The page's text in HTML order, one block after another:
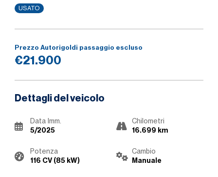
USATO
Prezzo Autorigoldi passaggio escluso
€21.900
Dettagli del veicolo
Data Imm.
5/2025
Chilometri
16.699 km
Potenza
116 CV (85 kW)
Cambio
Manuale